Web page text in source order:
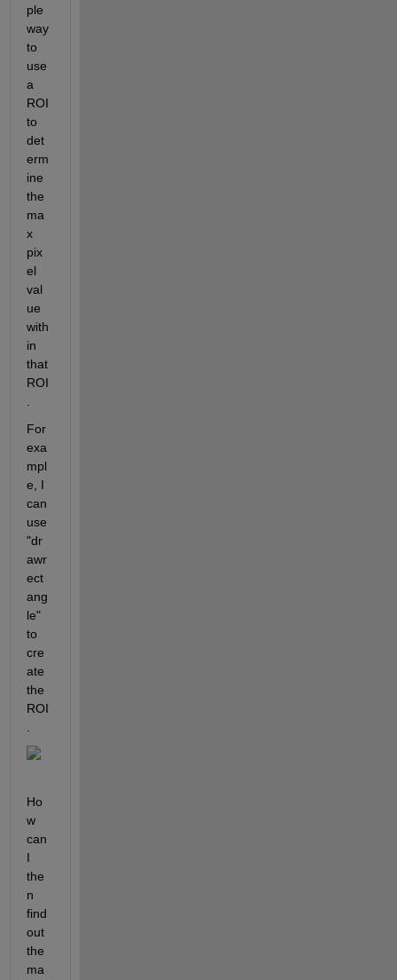
ple
way
to
use
a
ROI
to
det
erm
ine
the
ma
x
pix
el
val
ue
with
in
that
ROI
For
exa
mpl
e, I
can
use
"dr
awr
ect
ang
le"
to
cre
ate
the
ROI
Ho
w
can
I
the
n
find
out
the
ma